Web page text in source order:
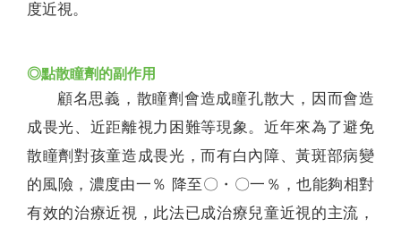
度近視。
◎點散瞳劑的副作用
顧名思義，散瞳劑會造成瞳孔散大，因而會造
成畏光、近距離視力困難等現象。近年來為了避免
散瞳劑對孩童造成畏光，而有白內障、黃斑部病變
的風險，濃度由一％ 降至〇・〇一％，也能夠相對
有效的治療近視，此法已成治療兒童近視的主流，